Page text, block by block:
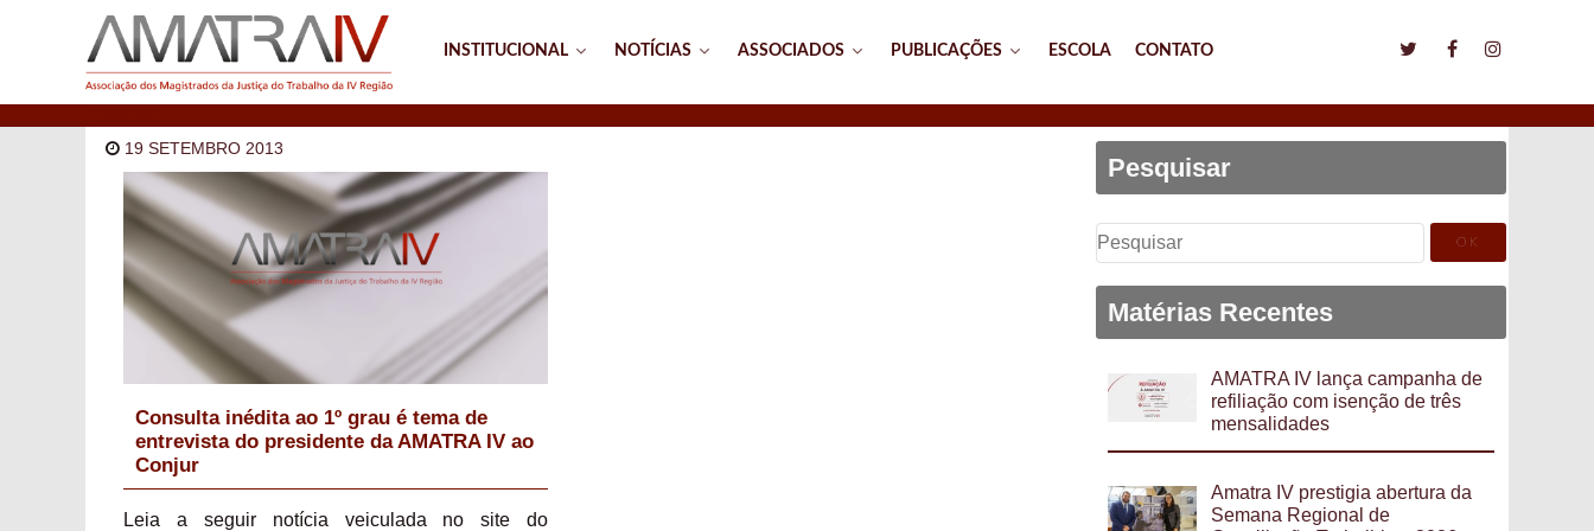
INSTITUCIONAL NOTÍCIAS ASSOCIADOS PUBLICAÇÕES ESCOLA CONTATO
19 SETEMBRO 2013
Consulta inédita ao 1º grau é tema de
entrevista do presidente da AMATRA IV ao
Conjur
Leia a seguir notícia veiculada no site do
Pesquisar
Pesquisar
por:
Matérias Recentes
AMATRA IV lança campanha de
refiliação com isenção de três
mensalidades
Amatra IV prestigia abertura da
Semana Regional de